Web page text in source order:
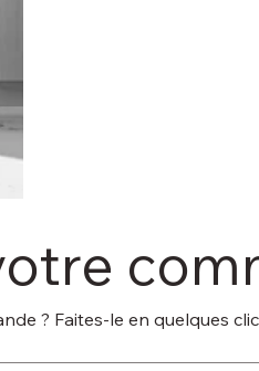
? Faites-le en quelques